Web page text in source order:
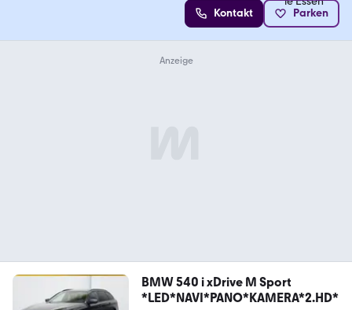
Kontakt Parken
BMW 540 i xDrive M Sport
*LED*NAVI*PANO*KAMERA*2.HD*